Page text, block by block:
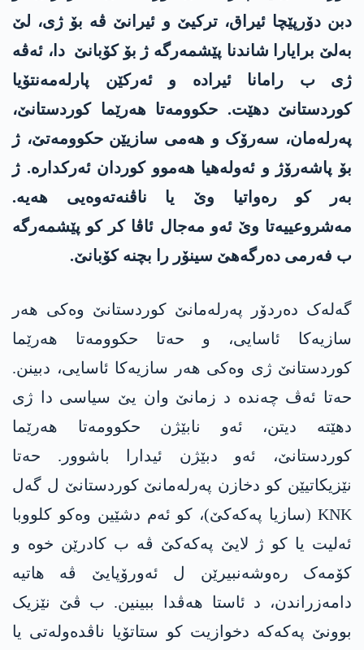
دبن دۆرپێچا ئیراق، ترکیێ و ئیرانێ ڤە بۆ ژی، لێ
بەلێ برایارا شاندنا پێشمەرگە ژ بۆ کۆبانێ دا، ئەڤە
ژی ب رامانا ئیرادە و ئەرکێن پارلەمەنتۆیا
کوردستانێ دهێت. حکوومەتا ھەرێما کوردستانێ،
پەرلەمان، سەرۆک و ھەمی سازیێن حکوومەتێ، ژ
بۆ پاشەرۆژ و ئەولەھیا ھەموو کوردان ئەرکدارە. ژ
بەر کو رەواتیا وێ یا ناڤنەتەوەیی ھەیە.
مەشروعییەتا وێ ئەو مەجال ئاڤا کر کو پێشمەرگە
ب فەرمی دەرگەھێ سینۆر را بچنە کۆبانێ.
گەلەک دەردۆر پەرلەمانێ کوردستانێ وەکی ھەر
سازیەکا ئاسایی، و حەتا حکوومەتا ھەرێما
کوردستانێ ژی وەکی ھەر سازیەکا ئاسایی، دبینن.
حەتا ئەڤ چەندە د زمانێ وان یێ سیاسی دا ژی
دهێتە دیتن، ئەو نابێژن حکوومەتا ھەرێما
کوردستانێ، ئەو دبێژن ئیدارا باشوور. حەتا
نێزیکاتیێن کو دخازن پەرلەمانێ کوردستانێ ل گەل
KNK (سازیا پەکەکێ)، کو ئەم دشێین وەکو کلووبا
ئەلیت یا کو ژ لایێ پەکەکێ ڤە ب کادرێن خوە و
کۆمەک رەوشەنبیرێن ل ئەورۆپایێ ڤە ھاتیە
دامەزراندن، د ئاستا ھەڤدا ببینین. ب ڤێ نێزیک
بوونێ پەکەکە دخوازیت کو ستاتۆیا ناڤدەولەتی یا